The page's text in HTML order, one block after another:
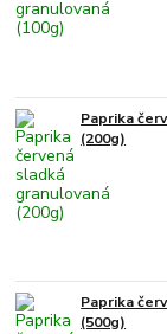
Paprika
(200g)
Paprika
(500g)